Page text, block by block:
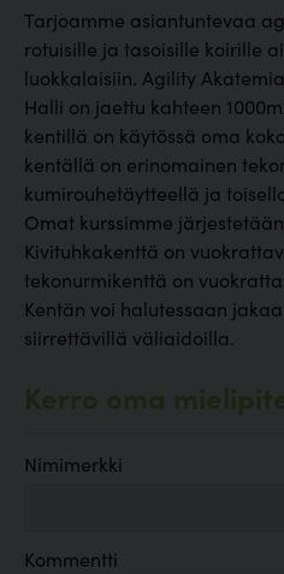
Tarjoamme asiantuntevaa
rotuisille ja tasoisille koirille
luokkalaisiin. Agility
Halli on jaettu kahteen
kentillä on käytössä oma
kentällä on erinomainen
kumirouhetäytteellä ja
Omat kurssimme
Kivituhkakenttä on
tekonurmikenttä on
Kentän voi halutessaan
siirrettävillä väliaidoilla.
Kerro oma
Nimimerkki
Kommentti